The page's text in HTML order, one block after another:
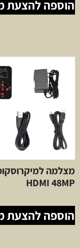
הוספה להצעת
מצלמה
HDMI 48MP
הוספה להצעת